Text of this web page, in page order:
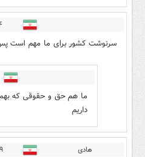
سرنوشت کشور برای ما مهم است
ما هم حق و حقوقی که
داریم
هادی